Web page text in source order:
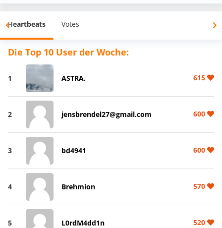
Heartbeats Votes
Die Top 10 User der Woche:
1 ASTRA. 615
2 jensbrendel27@gmail.com 600
3 bd4941 600
4 Brehmion 570
5 L0rdM4dd1n 520